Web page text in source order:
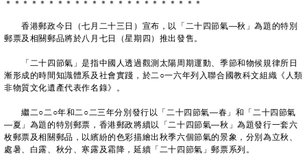
＊ ＊ ＊ ＊ ＊ ＊ ＊ ＊ ＊ ＊ ＊ ＊ ＊ ＊ ＊ ＊ ＊ ＊ ＊ ＊ ＊ ＊ ＊
​香港郵政今日（七月二十三日）宣布，以「二十四節氣—秋」為題的特別
郵票及相關郵品將於八月七日（星期四）推出發售。
「二十四節氣」是指中國人透過觀測太陽周期運動、季節和物候規律所日
漸形成的時間知識體系及社會實踐，於二○一六年列入聯合國教科文組織《人類
非物質文化遺產代表作名錄》。
繼二○二○年和二○二三年分別發行以「二十四節氣—春」和「二十四節氣
—夏」為題的特別郵票，香港郵政將續以「二十四節氣—秋」為題發行一套六
枚郵票及相關郵品，以繽紛的色彩描繪出秋季六個節氣的景象，分別為立秋、
處暑、白露、秋分、寒露及霜降，延續「二十四節氣」郵票系列。